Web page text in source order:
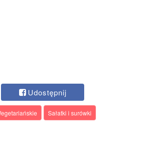
Udostępnij
Sałatki i surówki